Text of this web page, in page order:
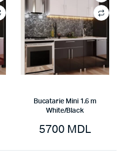
Bucatarie Mini 1.6 m
White/Black
5700 MDL